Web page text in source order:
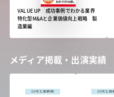
VALUE UP 成功事例でわかる業界
特化型M&Aと企業価値向上戦略 製
造業編
メディア掲載・出演実績